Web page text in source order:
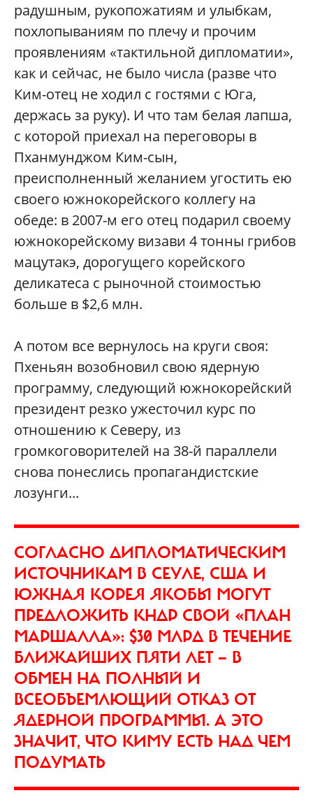
радушным, рукопожатиям и улыбкам,
похлопываниям по плечу и прочим
проявлениям «тактильной дипломатии»,
как и сейчас, не было числа (разве что
Ким-отец не ходил с гостями с Юга,
держась за руку). И что там белая лапша,
с которой приехал на переговоры в
Пханмунджом Ким-сын,
преисполненный желанием угостить ею
своего южнокорейского коллегу на
обеде: в 2007-м его отец подарил своему
южнокорейскому визави 4 тонны грибов
мацутакэ, дорогущего корейского
деликатеса c рыночной стоимостью
больше в $2,6 млн.
А потом все вернулось на круги своя:
Пхеньян возобновил свою ядерную
программу, следующий южнокорейский
президент резко ужесточил курс по
отношению к Северу, из
громкоговорителей на 38-й параллели
снова понеслись пропагандистские
лозунги...
СОГЛАСНО ДИПЛОМАТИЧЕСКИМ
ИСТОЧНИКАМ В СЕУЛЕ, США И
ЮЖНАЯ КОРЕЯ ЯКОБЫ МОГУТ
ПРЕДЛОЖИТЬ КНДР СВОЙ «ПЛАН
МАРШАЛЛА»: $30 МЛРД В ТЕЧЕНИЕ
БЛИЖАЙШИХ ПЯТИ ЛЕТ — В
ОБМЕН НА ПОЛНЫЙ И
ВСЕОБЪЕМЛЮЩИЙ ОТКАЗ ОТ
ЯДЕРНОЙ ПРОГРАММЫ. А ЭТО
ЗНАЧИТ, ЧТО КИМУ ЕСТЬ НАД ЧЕМ
ПОДУМАТЬ